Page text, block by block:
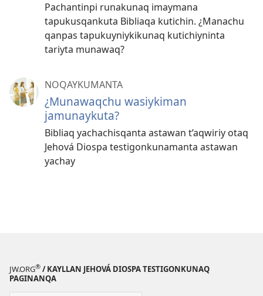
Pachantinpi runakunaq imaymana
tapukusqankuta Bibliaqa kutichin. ¿Manachu
qanpas tapukuyniykikunaq kutichiyninta
tariyta munawaq?
NOQAYKUMANTA
¿Munawaqchu wasiykiman
jamunaykuta?
Bibliaq yachachisqanta astawan t’aqwiriy otaq
Jehová Diospa testigonkunamanta astawan
yachay
JW.ORG® / KAYLLAN JEHOVÁ DIOSPA TESTIGONKUNAQ
PAGINANQA